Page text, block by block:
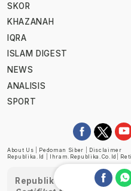
SKOR
KHAZANAH
IQRA
ISLAM DIGEST
NEWS
ANALISIS
SPORT
About Us Pedoman Siber
Disclaimer
Republika.id
Ihram.republika.co.id
Republika telah